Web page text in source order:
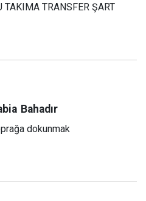
TAKIMA TRANSFER ŞART
Bahadır
dokunmak